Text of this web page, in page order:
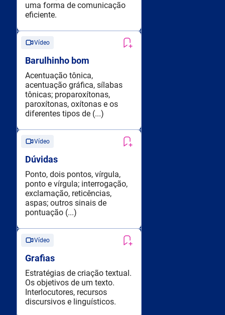
uma forma de comunicação
eficiente.
Vídeo
Barulhinho bom
Acentuação tônica,
acentuação gráfica, sílabas
tônicas; proparoxítonas,
paroxítonas, oxítonas e os
diferentes tipos de (...)
Vídeo
Dúvidas
Ponto, dois pontos, vírgula,
ponto e vírgula; interrogação,
exclamação, reticências,
aspas; outros sinais de
pontuação (...)
Vídeo
Grafias
Estratégias de criação textual.
Os objetivos de um texto.
Interlocutores, recursos
discursivos e linguísticos.